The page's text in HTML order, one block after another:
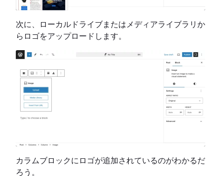
次に、ローカルドライブまたはメディアライブラリか
らロゴをアップロードします。
カラムブロックにロゴが追加されているのがわかるだ
ろう。